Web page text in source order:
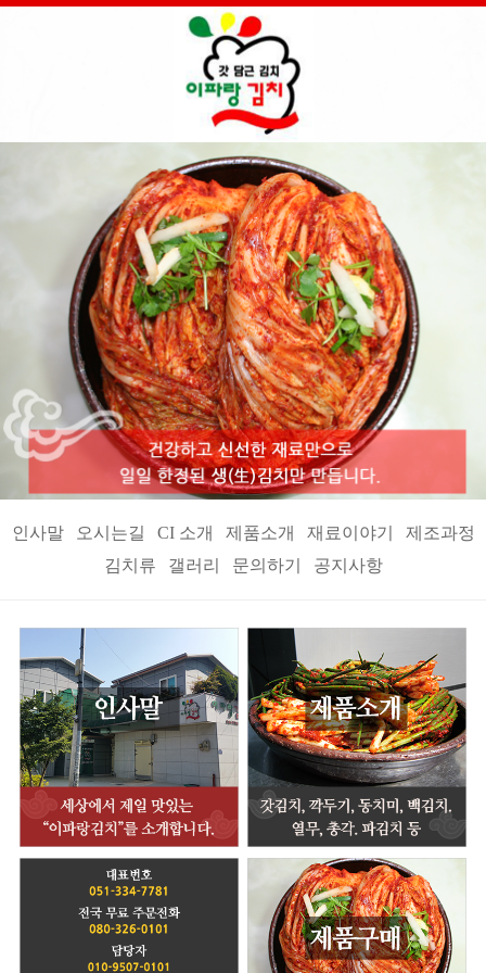
인사말 오시는길 CI 소개 제품소개 재료이야기
제조과정
김치류
갤러리 문의하기 공지사항